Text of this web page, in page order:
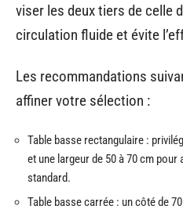
viser les deux tiers de celle
circulation fluide et évite
Les recommandations
affiner votre sélection :
Table basse rectangulaire :
et une largeur de 50 à 70 cm
standard.
Table basse carrée : un côté de